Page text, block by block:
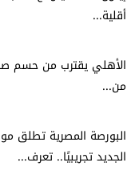
أقلية...
الأهلي يقترب من حسم
من...
البورصة المصرية تطلق
الجديد تجريبيًا.. تعرف...